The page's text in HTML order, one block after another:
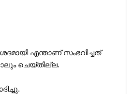
എന്താണ് സംഭവിച്ചത്
ചെയ്തില്ല.
എന്നോട് ചോദിച്ചു.